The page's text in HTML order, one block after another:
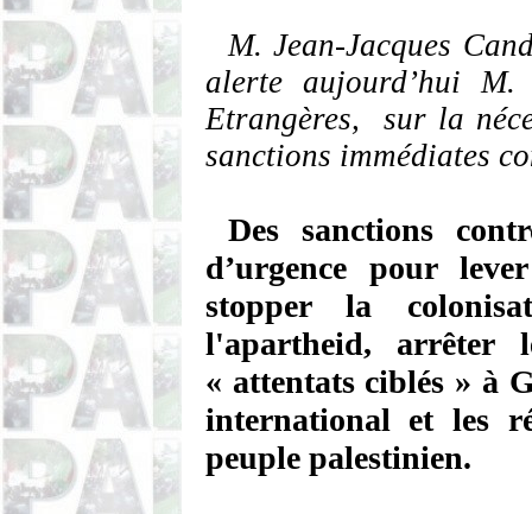
M. Jean-Jacques
alerte aujourd’hui
Etrangères,
sur la
sanctions immédiates
Des sanctions
d’urgence pour
stopper la
l'apartheid, arrêter
« attentats ciblés » à
international et les
peuple palestinien.